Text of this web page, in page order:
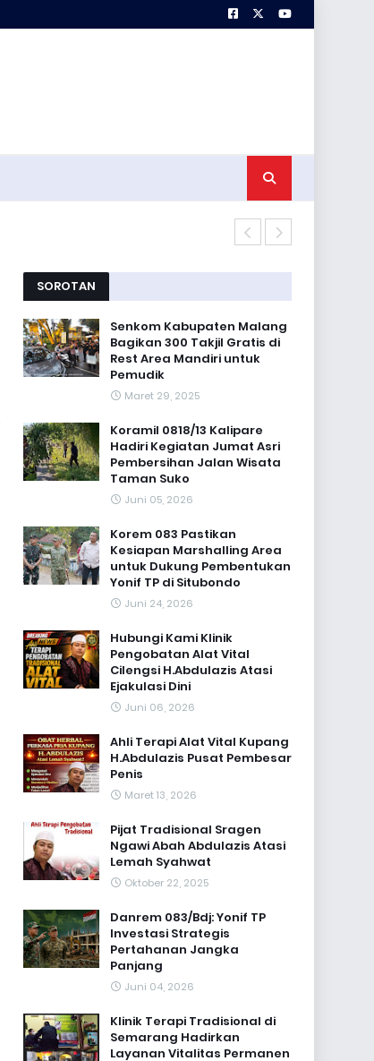
SOROTAN
Senkom Kabupaten Malang
Bagikan 300 Takjil Gratis di
Rest Area Mandiri untuk
Pemudik
Maret 29, 2025
Koramil 0818/13 Kalipare
Hadiri Kegiatan Jumat Asri
Pembersihan Jalan Wisata
Taman Suko
Juni 05, 2026
Korem 083 Pastikan
Kesiapan Marshalling Area
untuk Dukung Pembentukan
Yonif TP di Situbondo
Juni 24, 2026
Hubungi Kami Klinik
Pengobatan Alat Vital
Cilengsi H.Abdulazis Atasi
Ejakulasi Dini
Juni 06, 2026
Ahli Terapi Alat Vital Kupang
H.Abdulazis Pusat Pembesar
Penis
Maret 13, 2026
Pijat Tradisional Sragen
Ngawi Abah Abdulazis Atasi
Lemah Syahwat
Oktober 22, 2025
Danrem 083/Bdj: Yonif TP
Investasi Strategis
Pertahanan Jangka
Panjang
Juni 04, 2026
Klinik Terapi Tradisional di
Semarang Hadirkan
Layanan Vitalitas Permanen